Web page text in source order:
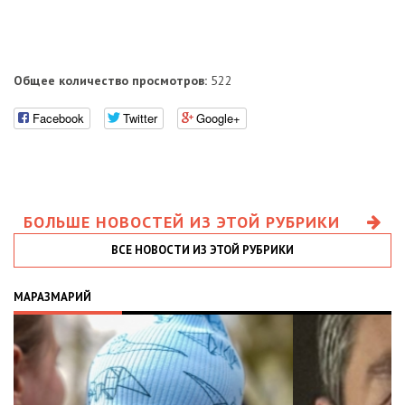
Общее количество просмотров: 522
Facebook Twitter Google+
БОЛЬШЕ НОВОСТЕЙ ИЗ ЭТОЙ РУБРИКИ
ВСЕ НОВОСТИ ИЗ ЭТОЙ РУБРИКИ
МАРАЗМАРИЙ